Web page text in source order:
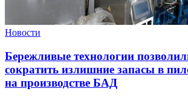
Новости
Бережливые технологии
сократить излишние запасы в
на производстве БАД